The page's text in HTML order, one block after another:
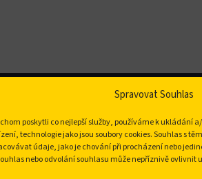
Spravovat Souhlas
poskytli co nejlepší služby, používáme k ukládání
technologie jako jsou soubory cookies. Souhlas s
údaje, jako je chování při procházení nebo
nebo odvolání souhlasu může nepříznivě ovlivnit
Doprava a platba
Obchodní podmínky a
Ochrana osobních údajů